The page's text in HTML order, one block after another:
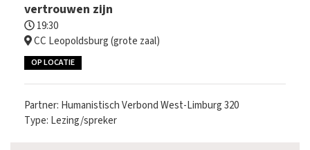
vertrouwen zijn
19:30
CC Leopoldsburg (grote zaal)
OP LOCATIE
Partner: Humanistisch Verbond West-Limburg 320
Type: Lezing/spreker